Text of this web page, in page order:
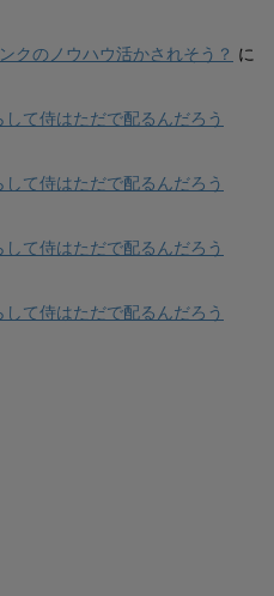
クのノウハウ活かされそう？ に
して侍はただで配るんだろう
して侍はただで配るんだろう
して侍はただで配るんだろう
して侍はただで配るんだろう